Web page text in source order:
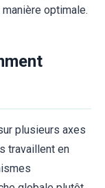
optimale.
plusieurs axes
travaillent en